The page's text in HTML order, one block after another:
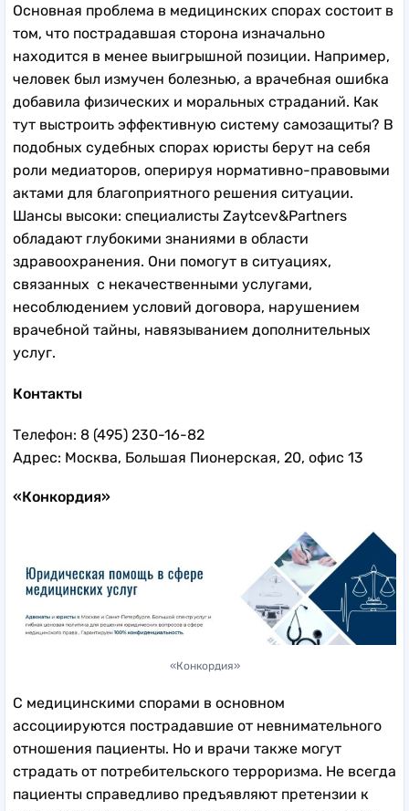
Основная проблема в медицинских спорах состоит в
том, что пострадавшая сторона изначально
находится в менее выигрышной позиции. Например,
человек был измучен болезнью, а врачебная ошибка
добавила физических и моральных страданий. Как
тут выстроить эффективную систему самозащиты? В
подобных судебных спорах юристы берут на себя
роли медиаторов, оперируя нормативно-правовыми
актами для благоприятного решения ситуации.
Шансы высоки: специалисты Zaytcev&Partners
обладают глубокими знаниями в области
здравоохранения. Они помогут в ситуациях,
связанных с некачественными услугами,
несоблюдением условий договора, нарушением
врачебной тайны, навязыванием дополнительных
услуг.
Контакты
Телефон: 8 (495) 230-16-82
Адрес: Москва, Большая Пионерская, 20, офис 13
«Конкордия»
«Конкордия»
С медицинскими спорами в основном
ассоциируются пострадавшие от невнимательного
отношения пациенты. Но и врачи также могут
страдать от потребительского терроризма. Не всегда
пациенты справедливо предъявляют претензии к